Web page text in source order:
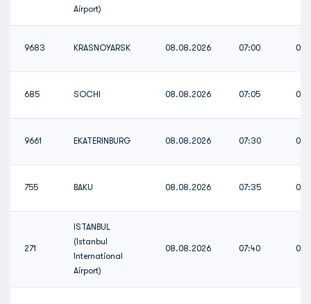
Airport)
9683 KRASNOYARSK 08.08.2026 07:00
685 SOCHI 08.08.2026 07:05
9661 EKATERINBURG 08.08.2026 07:30
755 BAKU 08.08.2026 07:35
271
ISTANBUL
(Istanbul
International
Airport)
08.08.2026 07:40